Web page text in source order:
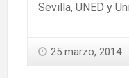
Sevilla, UNED y
25 marzo, 2014